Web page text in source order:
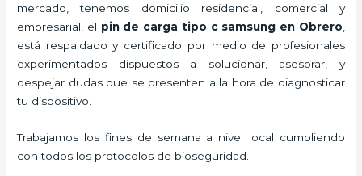
mercado, tenemos domicilio residencial, comercial y
empresarial, el pin de carga tipo c samsung en Obrero
está respaldado y certificado por medio de profesionales
experimentados dispuestos a solucionar, asesorar, y
despejar dudas que se presenten a la hora de diagnosticar
tu dispositivo.
Trabajamos los fines de semana a nivel local cumpliendo
con todos los protocolos de bioseguridad.